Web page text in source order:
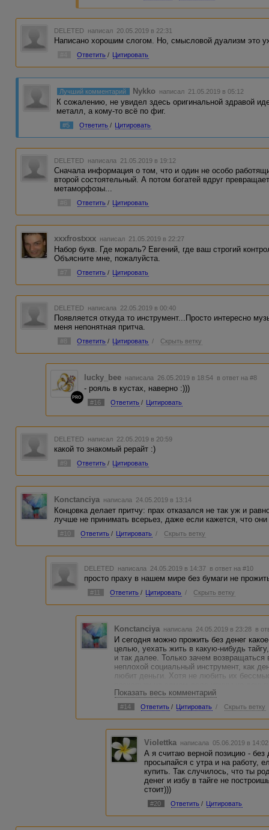
DELETED написал 20.05.2019 в 22:31
Написано хорошим слогом. Но, смысловой дуализм это
Ответить / Цитировать
Лучший комментарий Nykko написал 21.05.2019 в 05:12
К сожалению, не увидел здесь оригинальной здравой
металл, а кому-то всё по фиг.
#5 Ответить / Цитировать
DELETED написала 21.05.2019 в 19:12
Сначала информация о том, что и один не особо
второй состоятельный. А потом богатей вдруг
метаморфозы...
Ответить / Цитировать
xxxfrostxxx написал 21.05.2019 в 22:27
Набор букв. Где мораль? Евгений, где ваш строгий
Объясните мне, пожалуйста.
#7 Ответить / Цитировать
DELETED написала 22.05.2019 в 00:40
Появляется откуда то инструмент...Просто интересно
меня непонятная притча.
#8 Ответить / Цитировать / Скрыть ветку
PRO
lucky_bee написала 26.05.2019 в 18:54 в ответ на #8
- рояль в кустах, наверно :)))
#16 Ответить / Цитировать
DELETED написал 22.05.2019 в 20:59
какой то знакомый рерайт :)
#9 Ответить / Цитировать
Konctanciya написала 24.05.2019 в 13:14
Концовка делает притчу: прах отказался не так уж и
лучше не принимать всерьез, даже если кажется, что
#10 Ответить / Цитировать / Скрыть ветку
DELETED написала 24.05.2019 в 14:37 в ответ на #10
просто праху в нашем мире без бумаги не
#11 Ответить / Цитировать / Скрыть ветку
Konctanciya написала 24.05.2019 в 23:28 в
И сегодня можно прожить без денег
целью, уехать жить в какую-нибудь
и так далее. Только зачем
неплохой социальный инструмент, как
любит деньги. Хотя не любить их
Согласны с этим? У него полярная
сводит к деньгам (пример такой точки
«деньги решают все»). Как и любая
взгляд. Причем, бедняк и сам это
крайностью было бы поклонение
любят сами деньги, копят их,
притче не такой. Он любит свое дело и
И он тратит деньги, а не складывает их
Показать весь комментарий
#14 Ответить / Цитировать / Скрыть ветку
Violettka написала 05.06.2019 в
А я считаю верной позицию - без
просыпайся с утра и на работу,
купить. Так случилось, что ты
денег и избу в тайге не
стоит)))
#20 Ответить / Цитировать